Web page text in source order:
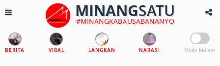
MINANGSATU
#MINANGKABAUSABANANYO
BERITA VIRAL LANGKAN NARASI Mode Malam